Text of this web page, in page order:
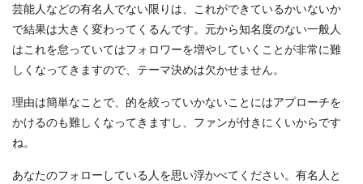
芸能人などの有名人でない限りは、これができているかいないか
で結果は大きく変わってくるんです。元から知名度のない一般人
はこれを怠っていてはフォロワーを増やしていくことが非常に難
しくなってきますので、テーマ決めは欠かせません。
理由は簡単なことで、的を絞っていかないことにはアプローチを
かけるのも難しくなってきますし、ファンが付きにくいからです
ね。
あなたのフォローしている人を思い浮かべてください。有名人と